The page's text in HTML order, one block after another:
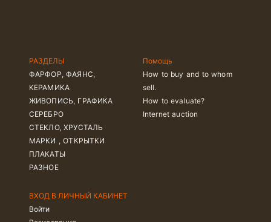
РАЗДЕЛЫ
ФАРФОР, ФАЯНС,
КЕРАМИКА
ЖИВОПИСЬ, ГРАФИКА
СЕРЕБРО
СТЕКЛО, ХРУСТАЛЬ
МАРКИ , ОТКРЫТКИ
ПЛАКАТЫ
РАЗНОЕ
Помощь
How to buy and to whom
sell.
How to evaluate?
Internet auction
ВХОД В ЛИЧНЫЙ КАБИНЕТ
Войти